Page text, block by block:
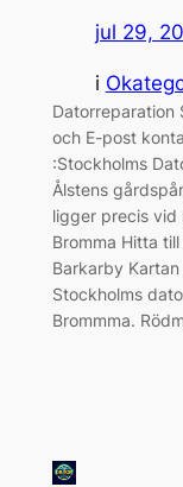
jul 29,
i
Datorreparation
och E-post
:Stockholms
Ålstens
ligger precis vid
Bromma Hitta
Barkarby
Stockholms
Brommma.